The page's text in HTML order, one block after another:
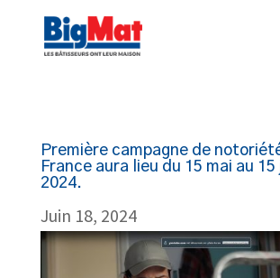
Première campagne de
France aura lieu du 15 mai au
2024.
Juin 18, 2024